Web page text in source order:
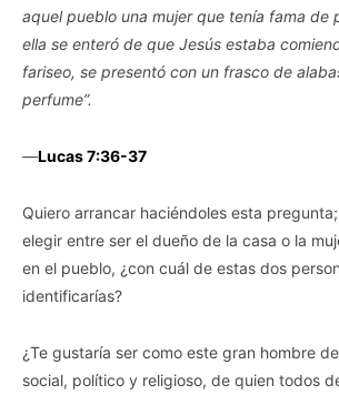
aquel pueblo una mujer que tenía fama de
ella se enteró de que Jesús estaba
fariseo, se presentó con un frasco de
perfume”.
—‭‭Lucas‬ ‭7‬:‭36‬-‭37‬
Quiero arrancar haciéndoles esta
elegir entre ser el dueño de la casa o la
en el pueblo, ¿con cuál de estas dos
identificarías?
¿Te gustaría ser como este gran hombre
social, político y religioso, de quien todos